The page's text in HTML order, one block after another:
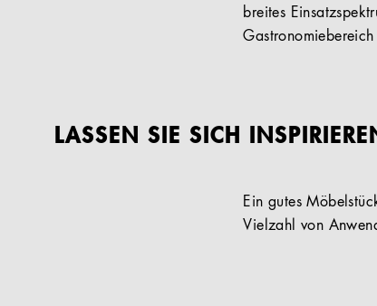
breites
LASSEN SIE SICH
Ein gutes
Vielzahl von